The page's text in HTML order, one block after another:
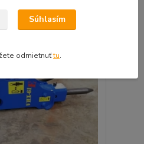
Súhlasím
odmietnuťtu.